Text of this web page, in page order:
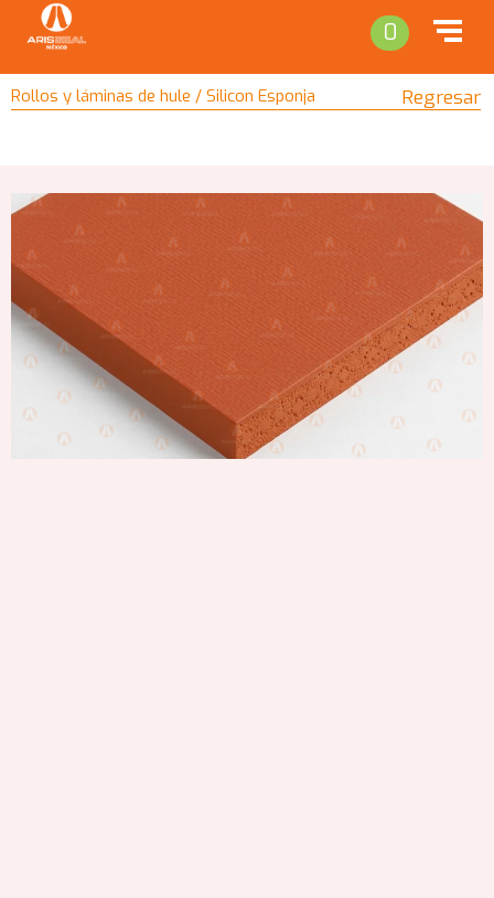
0
Rollos y láminas de hule / Silicon Esponja Regresar